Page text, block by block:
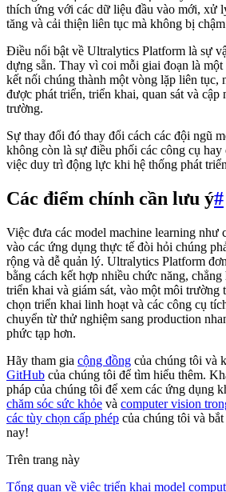
thích ứng với các dữ liệu đầu vào mới, xử
tăng và cải thiện liên tục mà không bị
Điều nổi bật về Ultralytics Platform là sự
dựng sẵn. Thay vì coi mỗi giai đoạn là
kết nối chúng thành một vòng lặp liên tục,
được phát triển, triển khai, quan sát và cập
trường.
Sự thay đổi đó thay đổi cách các đội ngũ
không còn là sự điều phối các công cụ hay
việc duy trì động lực khi hệ thống phát
Các điểm chính cần lưu ý#
Việc đưa các model machine learning như
vào các ứng dụng thực tế đòi hỏi chúng
rộng và dễ quản lý. Ultralytics Platform
bằng cách kết hợp nhiều chức năng,
triển khai và giám sát, vào một môi trường
chọn triển khai linh hoạt và các công cụ
chuyển từ thử nghiệm sang production
phức tạp hơn.
Hãy tham gia cộng đồng của chúng tôi và
GitHub của chúng tôi để tìm hiểu thêm.
pháp của chúng tôi để xem các ứng dụng
chăm sóc sức khỏe và computer vision
các tùy chọn cấp phép của chúng tôi và
nay!
Trên trang này
Tổng quan về việc triển khai model